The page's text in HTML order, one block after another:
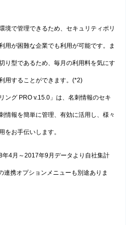
境で管理できるため、セキュリティポリ
用が困難な企業でも利用が可能です。ま
り型であるため、毎月の利用料を気にす
用することができます。(*2)
ング PRO v.15.0」は、名刺情報のセキ
情報を簡単に管理、有効に活用し、様々
をお手伝いします。
年4月～2017年9月データより自社集計
連携オプションメニューも別途ありま